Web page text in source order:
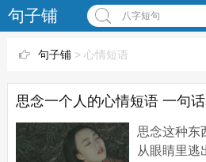
句子铺 八字短句
句子铺> 心情短语
思念一个人的心情短语 一句
思念这种东
从眼睛里逃